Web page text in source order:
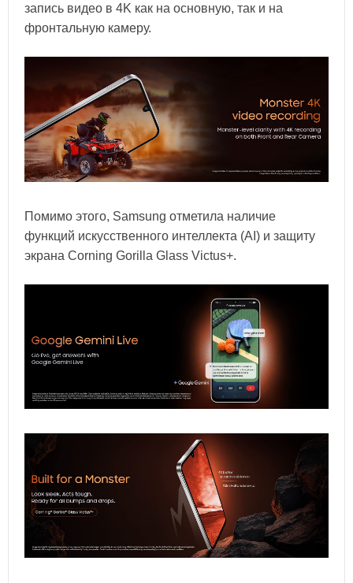
запись видео в 4K как на основную, так и на
фронтальную камеру.
Помимо этого, Samsung отметила наличие
функций искусственного интеллекта (AI) и защиту
экрана Corning Gorilla Glass Victus+.